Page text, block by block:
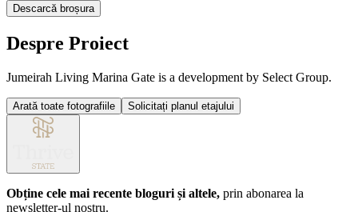
Descarcă broșura
Despre Proiect
Jumeirah Living Marina Gate is a development by Select Group.
Arată toate fotografiile Solicitați planul etajului
Obține cele mai recente bloguri și altele, prin abonarea la
newsletter-ul nostru.